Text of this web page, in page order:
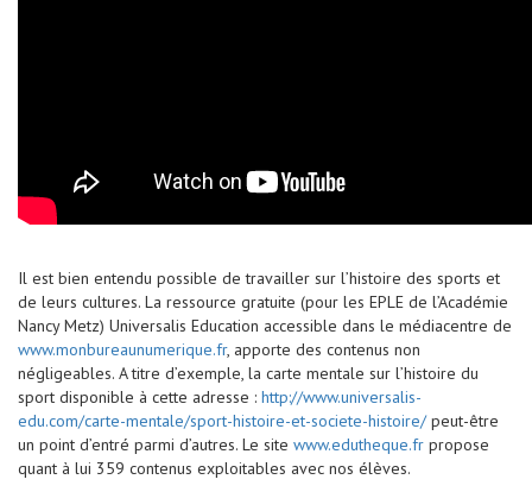
Il est bien entendu possible de travailler sur l’histoire des sports et
de leurs cultures. La ressource gratuite (pour les EPLE de l’Académie
Nancy Metz) Universalis Education accessible dans le médiacentre de
www.monbureaunumerique.fr, apporte des contenus non
négligeables. A titre d’exemple, la carte mentale sur l’histoire du
sport disponible à cette adresse : http://www.universalis-
edu.com/carte-mentale/sport-histoire-et-societe-histoire/peut-être
un point d’entré parmi d’autres. Le site www.edutheque.fr propose
quant à lui 359 contenus exploitables avec nos élèves.